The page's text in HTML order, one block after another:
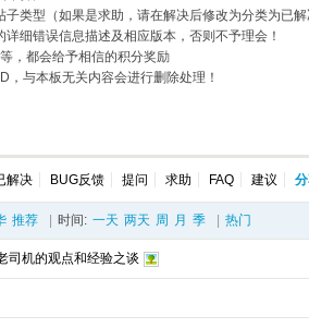
子类型（如果是求助，请在解决后修改为分类为已
细错误信息描述及相应版本，否则不予理会！
，都会给予相信的积分奖励
，与本板无关内容会进行删除处理！
解决 BUG反馈 提问 求助 FAQ 建议
推荐 时间: 一天 两天 周 月 季 热门
司机的观点和经验之谈